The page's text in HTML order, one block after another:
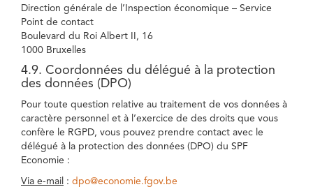
Direction générale de l’Inspection économique – Service
Point de contact
Boulevard du Roi Albert II, 16
1000 Bruxelles
4.9. Coordonnées du délégué à la protection
des données (DPO)
Pour toute question relative au traitement de vos données à
caractère personnel et à l’exercice de des droits que vous
confère le RGPD, vous pouvez prendre contact avec le
délégué à la protection des données (DPO) du SPF
Economie :
Via e-mail : dpo@economie.fgov.be